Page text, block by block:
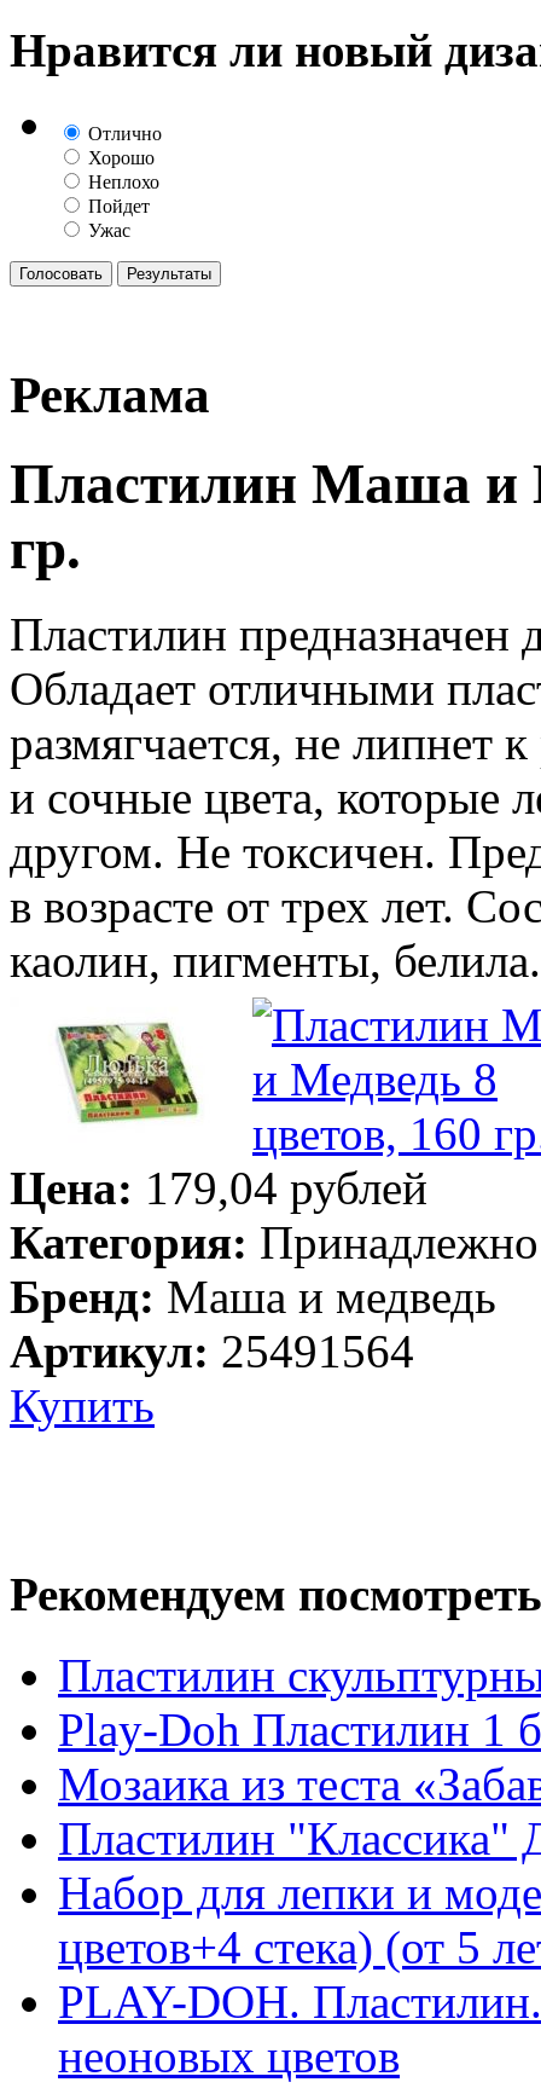
Нравится ли новый
Отлично
Хорошо
Неплохо
Пойдет
Ужас
Реклама
Пластилин Маша и
гр.
Пластилин предназначен
Обладает отличными
размягчается, не липнет
и сочные цвета, которые
другом. Не токсичен.
в возрасте от трех лет.
каолин, пигменты, белила.
Цена: 179,04 рублей
Категория:
Бренд: Маша и медведь
Артикул: 25491564
Купить
Рекомендуем
Пластилин
Play-Doh Пластилин 1
Мозаика из теста
Пластилин "Классика"
Набор для лепки и
цветов+4 стека) (от 5
PLAY-DOH.
неоновых цветов